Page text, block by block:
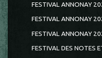
FESTIVAL ANNONAY
FESTIVAL ANNONAY
FESTIVAL ANNONAY
FESTIVAL DES NOTES